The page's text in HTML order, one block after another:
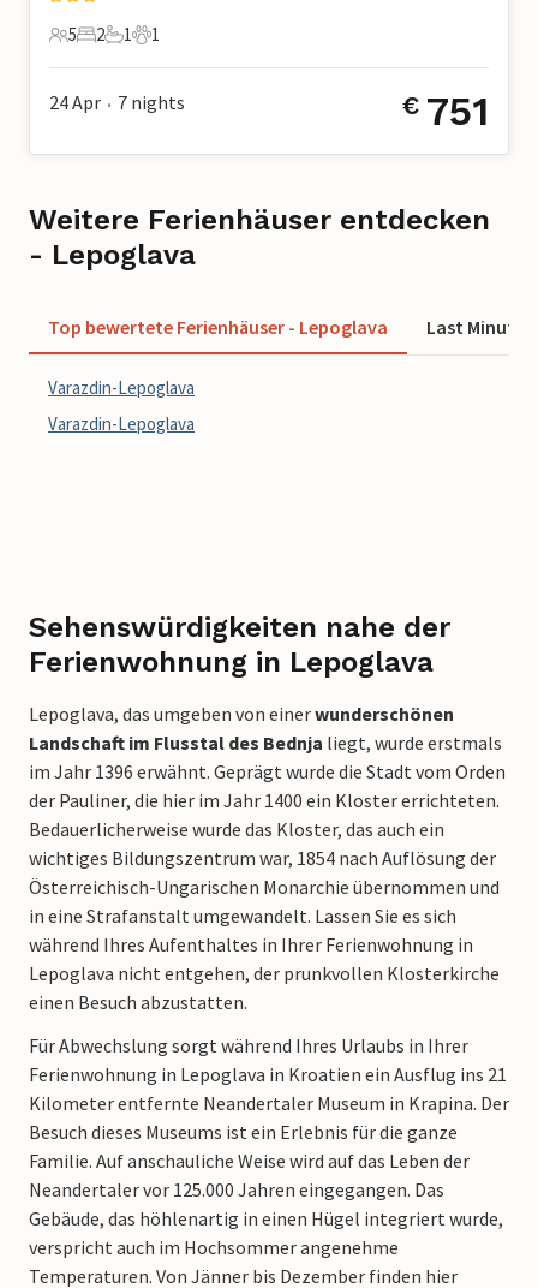
5 Gäste
5
2 Schlafzimmer
2
1 Badezimmer
1
1 Haustier
1
24 Apr • 7 nights € 751
Weitere Ferienhäuser entdecken
- Lepoglava
Top bewertete Ferienhäuser - Lepoglava Last Minute
Varazdin-Lepoglava
Varazdin-Lepoglava
Sehenswürdigkeiten nahe der
Ferienwohnung in Lepoglava
Lepoglava, das umgeben von einerwunderschönen
Landschaft im Flusstal des Bednja liegt, wurde erstmals
im Jahr 1396 erwähnt. Geprägt wurde die Stadt vom Orden
der Pauliner, die hier im Jahr 1400 ein Kloster errichteten.
Bedauerlicherweise wurde das Kloster, das auch ein
wichtiges Bildungszentrum war, 1854 nach Auflösung der
Österreichisch-Ungarischen Monarchie übernommen und
in eine Strafanstalt umgewandelt. Lassen Sie es sich
während Ihres Aufenthaltes in Ihrer Ferienwohnung in
Lepoglava nicht entgehen, der prunkvollen Klosterkirche
einen Besuch abzustatten.
Für Abwechslung sorgt während Ihres Urlaubs in Ihrer
Ferienwohnung in Lepoglava in Kroatien ein Ausflug ins 21
Kilometer entfernte Neandertaler Museum in Krapina. Der
Besuch dieses Museums ist ein Erlebnis für die ganze
Familie. Auf anschauliche Weise wird auf das Leben der
Neandertaler vor 125.000 Jahren eingegangen. Das
Gebäude, das höhlenartig in einen Hügel integriert wurde,
verspricht auch im Hochsommer angenehme
Temperaturen. Von Jänner bis Dezember finden hier